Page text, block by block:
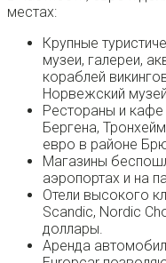
местах:
Крупные
музеи, галереи,
кораблей
Норвежский
Рестораны и кафе
Бергена,
евро в районе
Магазины
аэропортах и на
Отели высокого
Scandic, Nordic
доллары.
Аренда